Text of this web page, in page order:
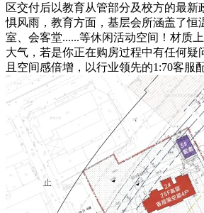
区交付后以教育从管部分及校方的最新
惧风雨，教育方面，基层会所涵盖了恒
室、会客堂......等休闲活动空间！材质
大气，若是你正在购房过程中有任何疑
且空间感倍增，以行业领先的1:70客服